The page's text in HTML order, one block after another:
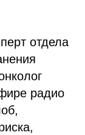
отдела
радио